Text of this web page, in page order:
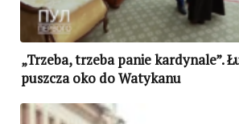
„Trzeba, trzeba panie kardynale”.
puszcza oko do Watykanu